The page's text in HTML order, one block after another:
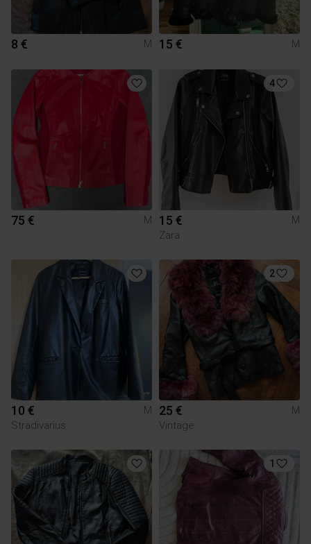
8 € M 15 € M
75 € M
4
15 €
M
Zara
10 €
M
Stradivarius
2
25 €
M
Vintage
1